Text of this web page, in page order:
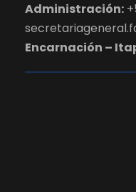
Administración:
Encarnación –